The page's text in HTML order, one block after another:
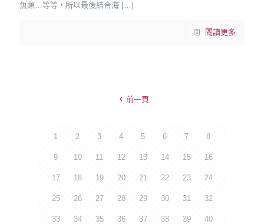
魚類…等等，所以最後結合海 […]
閱讀更多
前一頁
1 2 3 4 5 6 7 8
9 10 11 12 13 14 15 16
17 18 19 20 21 22 23 24
25 26 27 28 29 30 31 32
33 34 35 36 37 38 39 40